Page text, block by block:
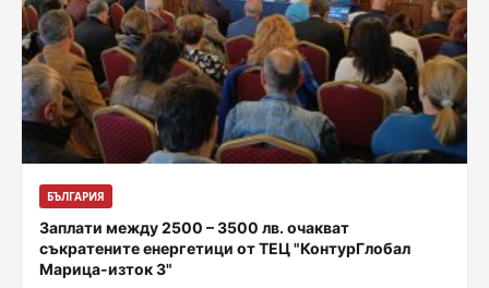
БЪЛГАРИЯ
Заплати между 2500 – 3500 лв. очакват
съкратените енергетици от ТЕЦ "КонтурГлобал
Марица-изток 3"